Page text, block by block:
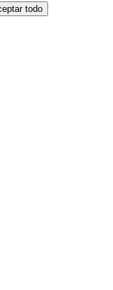
todo